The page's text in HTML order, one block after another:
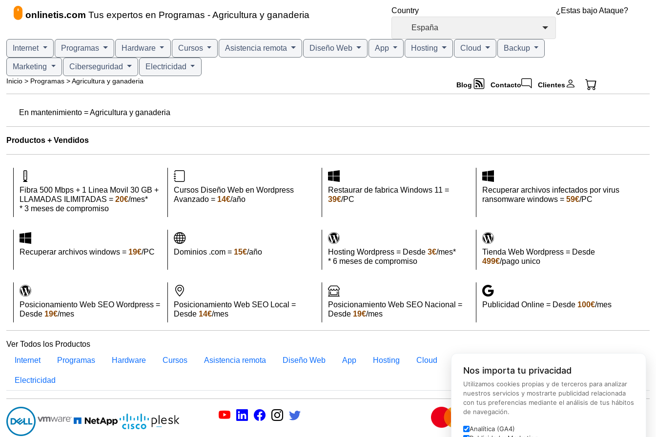
onlinetis.com Tus expertos en Programas - Agricultura y ganaderia Country
España
¿Estas bajo Ataque?
Nos importa tu privacidad
Utilizamos cookies propias y de terceros para analizar
nuestros servicios y mostrarte publicidad relacionada
con tus preferencias mediante el análisis de tus hábitos
de navegación.
Analítica (GA4)
Internet Programas Hardware Cursos Asistencia remota Diseño Web App Hosting Cloud Backup
Marketing Ciberseguridad Electricidad
Inicio > Programas > Agricultura y ganaderia Blog Contacto Clientes
En mantenimiento = Agricultura y ganaderia
Productos + Vendidos
Fibra 500 Mbps + 1 Linea Movil 30 GB +
LLAMADAS ILIMITADAS = 20€/mes*
* 3 meses de compromiso
Cursos Diseño Web en Wordpress
Avanzado = 14€/año
Restaurar de fabrica Windows 11 =
39€/PC
Recuperar archivos infectados por virus
ransomware windows = 59€/PC
Recuperar archivos windows = 19€/PC Dominios .com = 15€/año Hosting Wordpress = Desde 3€/mes*
* 6 meses de compromiso
Tienda Web Wordpress = Desde
499€/pago unico
Posicionamiento Web SEO Wordpress =
Desde 19€/mes
Posicionamiento Web SEO Local =
Desde 14€/mes
Posicionamiento Web SEO Nacional =
Desde 19€/mes
Publicidad Online = Desde 100€/mes
Ver Todos los Productos
Internet
Programas Hardware Cursos Asistencia remota Diseño Web App Hosting Cloud
Electricidad